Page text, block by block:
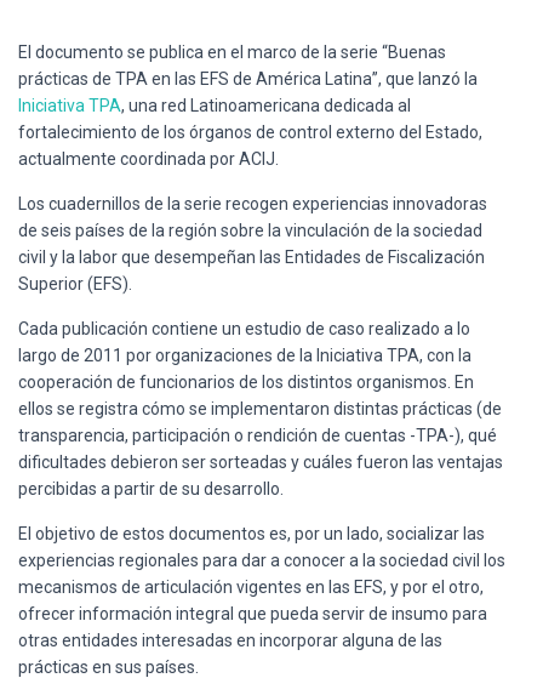
El documento se publica en el marco de la serie “Buenas
prácticas de TPA en las EFS de América Latina”, que lanzó la
Iniciativa TPA, una red Latinoamericana dedicada al
fortalecimiento de los órganos de control externo del Estado,
actualmente coordinada por ACIJ.
Los cuadernillos de la serie recogen experiencias innovadoras
de seis países de la región sobre la vinculación de la sociedad
civil y la labor que desempeñan las Entidades de Fiscalización
Superior (EFS).
Cada publicación contiene un estudio de caso realizado a lo
largo de 2011 por organizaciones de la Iniciativa TPA, con la
cooperación de funcionarios de los distintos organismos. En
ellos se registra cómo se implementaron distintas prácticas (de
transparencia, participación o rendición de cuentas -TPA-), qué
dificultades debieron ser sorteadas y cuáles fueron las ventajas
percibidas a partir de su desarrollo.
El objetivo de estos documentos es, por un lado, socializar las
experiencias regionales para dar a conocer a la sociedad civil los
mecanismos de articulación vigentes en las EFS, y por el otro,
ofrecer información integral que pueda servir de insumo para
otras entidades interesadas en incorporar alguna de las
prácticas en sus países.